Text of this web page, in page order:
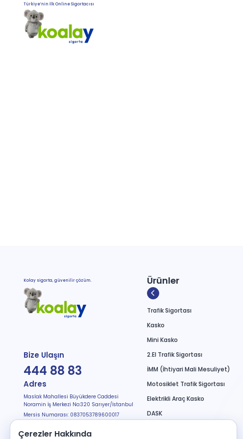
Çerezler Hakkında
Türkiye’nin İlk Online Sigortacısı
Kolay sigorta, güvenilir çözüm.
Bize Ulaşın
444 88 83
Adres
Maslak Mahallesi Büyükdere Caddesi
Noramin İş Merkezi No:320 Sarıyer/İstanbul
Mersis Numarası: 0837053789600017
Ürünler
Trafik Sigortası
Kasko
Mini Kasko
2.El Trafik Sigortası
İMM (İhtiyari Mali Mesuliyet)
Motosiklet Trafik Sigortası
Elektrikli Araç Kasko
DASK